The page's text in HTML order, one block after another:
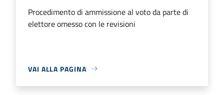
Procedimento di ammissione al voto da parte di
elettore omesso con le revisioni
VAI ALLA PAGINA